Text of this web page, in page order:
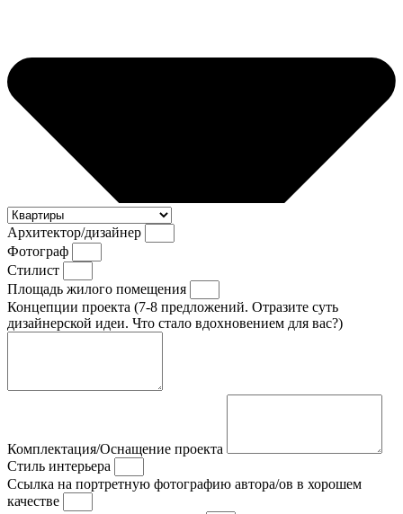
Архитектор/дизайнер
Фотограф
Стилист
Площадь жилого помещения
Концепции проекта (7-8 предложений. Отразите суть
дизайнерской идеи. Что стало вдохновением для вас?)
Комплектация/Оснащение проекта
Стиль интерьера
Ссылка на портретную фотографию автора/ов в хорошем
качестве